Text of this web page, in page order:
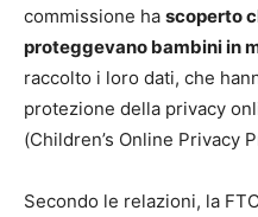
commissione ha scoperto
proteggevano bambini in
raccolto i loro dati, che
protezione della privacy
(Children’s Online Privacy
Secondo le relazioni, la